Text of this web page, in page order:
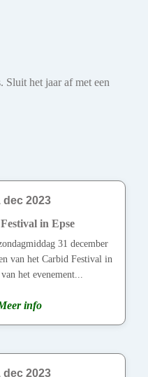
Sluit het jaar af met een
dec 2023
in Epse
31 december
van het Carbid Festival in
het evenement...
info
dec 2023